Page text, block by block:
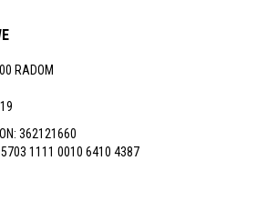
RADOM
362121660
1111 0010 6410 4387